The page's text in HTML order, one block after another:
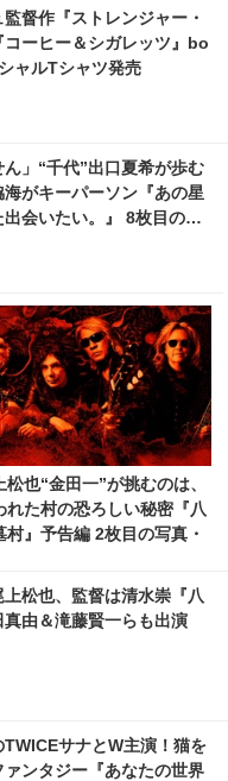
督作『ストレンジャー・
ーヒー＆シガレッツ』bo
ャルTシャツ発売
ん」“千代”出口夏希が歩む
がキーパーソン『あの星
会いたい。』 8枚目の写
松也“金田一”が挑むのは、
れた村の恐ろしい秘密『八
村』予告編 2枚目の写真・
松也、監督は清水崇『八
由＆滝藤賢一らも出演
サナとW主演！猫を
ンタジー『あなたの世界